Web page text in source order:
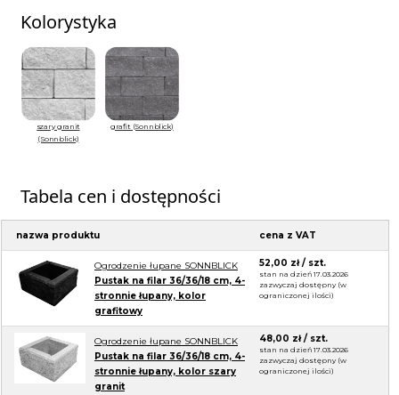
Kolorystyka
szary granit
(Sonnblick)
grafit (Sonnblick)
Tabela cen i dostępności
nazwa produktu cena z VAT
Ogrodzenie łupane SONNBLICK
Pustak na filar 36/36/18 cm, 4-
stronnie łupany, kolor
grafitowy
52,00 zł / szt.
stan na dzień 17.03.2026
zazwyczaj dostępny (w
ograniczonej ilości)
Ogrodzenie łupane SONNBLICK
Pustak na filar 36/36/18 cm, 4-
stronnie łupany, kolor szary
granit
48,00 zł / szt.
stan na dzień 17.03.2026
zazwyczaj dostępny (w
ograniczonej ilości)